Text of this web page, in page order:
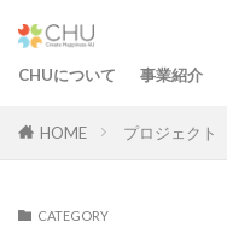
CHUについて 事業紹介
HOME プロジェクト
CATEGORY